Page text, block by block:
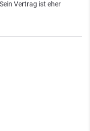
Vertrag ist eher